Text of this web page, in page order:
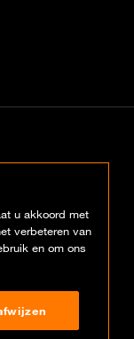
u akkoord met
verbeteren van
en om ons